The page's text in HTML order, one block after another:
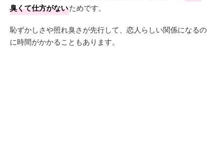
臭くて仕方がないためです。
恥ずかしさや照れ臭さが先行して、恋人らしい関係になるの
に時間がかかることもあります。